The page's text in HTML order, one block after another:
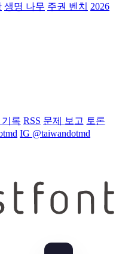
생명 나무 주권 벤치
2026
록 RSS 문제 보고 토론
IG @taiwandotmd